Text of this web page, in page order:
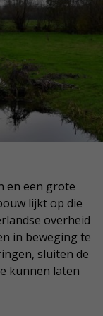
en een grote
lijkt op die
overheid
in beweging te
sluiten de
kunnen laten